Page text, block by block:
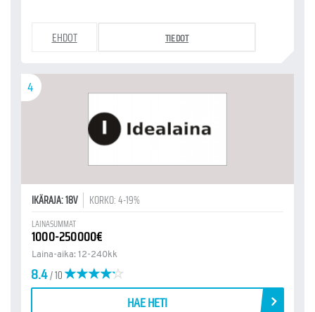
EHDOT TIEDOT
4
IKÄRAJA: 18V KORKO: 4-19%
LAINASUMMAT
1000-250000€
Laina-aika: 12-240kk
8.4/ 10
HAE HETI